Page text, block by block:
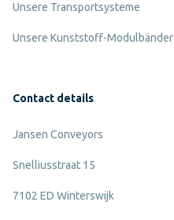
Unsere Transportsysteme
Unsere Kunststoff-Modulbänder
Contact details
Jansen Conveyors
Snelliusstraat 15
7102 ED Winterswijk